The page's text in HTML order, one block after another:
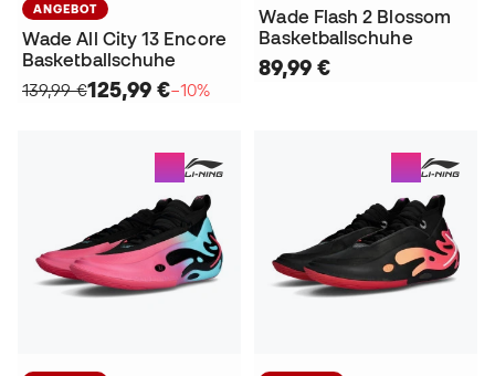
ANGEBOT
Wade All City 13 Encore
Basketballschuhe
139,99 €125,99 €−10%
Wade Flash 2 Blossom
Basketballschuhe
89,99 €